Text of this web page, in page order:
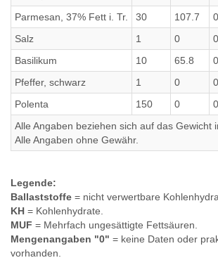
Parmesan, 37% Fett i. Tr.
30 107.7
Salz
1 0 0
Basilikum
10 65.8
Pfeffer, schwarz
1 0 0
Polenta
150 0 0
Alle Angaben beziehen sich auf das
Alle Angaben ohne Gewähr.
Legende:
Ballaststoffe = nicht verwertbare
KH = Kohlenhydrate.
MUF = Mehrfach ungesättigte Fettsäuren.
Mengenangaben "0" = keine Daten oder
vorhanden.